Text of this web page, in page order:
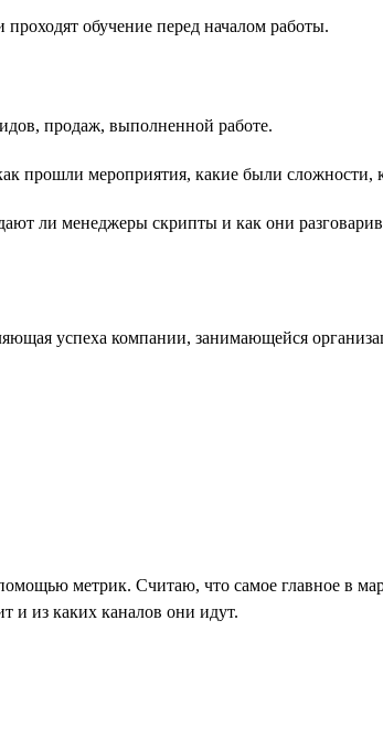
обучение перед началом работы.
продаж, выполненной работе.
прошли мероприятия, какие были сложности,
ли менеджеры скрипты и как они
успеха компании, занимающейся
метрик. Считаю, что самое главное в
и из каких каналов они идут.